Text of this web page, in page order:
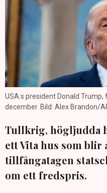
USA:s president Donald
december. Bild: Alex Brandon/
Tullkrig, högljudda
ett Vita hus som
tillfångatagen
om ett fredspris.